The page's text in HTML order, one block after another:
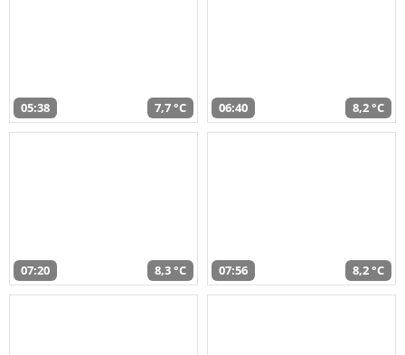
05:38 7,7 °C 06:40 8,2 °C
07:20 8,3 °C 07:56 8,2 °C